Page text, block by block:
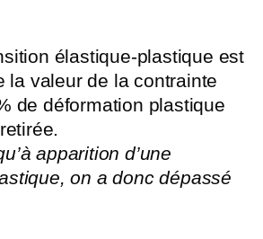
élastique-plastique est
la valeur de la contrainte
de déformation plastique
apparition d’une
on a donc dépassé